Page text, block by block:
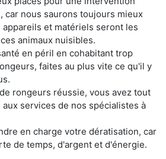
car nous saurons toujours mieux
et matériels seront les
animaux nuisibles.
en péril en cohabitant trop
faites au plus vite ce qu'il y
rongeurs réussie, vous avez tout
services de nos spécialistes à
en charge votre dératisation, car
de temps, d'argent et d'énergie.